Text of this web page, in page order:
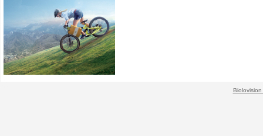
Biolovision